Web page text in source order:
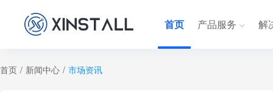
首页 产品服务 解
首页 / 新闻中心 / 市场资讯